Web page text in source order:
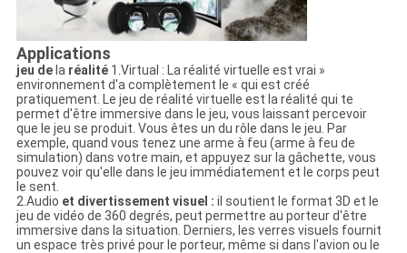
Applications
jeu dela réalité1.Virtual : La réalité virtuelle est vrai »
environnement d'a complètement le « qui est créé
pratiquement. Le jeu de réalité virtuelle est la réalité qui te
permet d'être immersive dans le jeu, vous laissant percevoir
que le jeu se produit. Vous êtes un du rôle dans le jeu. Par
exemple, quand vous tenez une arme à feu (arme à feu de
simulation) dans votre main, et appuyez sur la gâchette, vous
pouvez voir qu'elle dans le jeu immédiatement et le corps peut
le sent.
2.Audio et divertissement visuel : il soutient le format 3D et le
jeu de vidéo de 360 degrés, peut permettre au porteur d'être
immersive dans la situation. Derniers, les verres visuels fournit
un espace très privé pour le porteur, même si dans l'avion ou le